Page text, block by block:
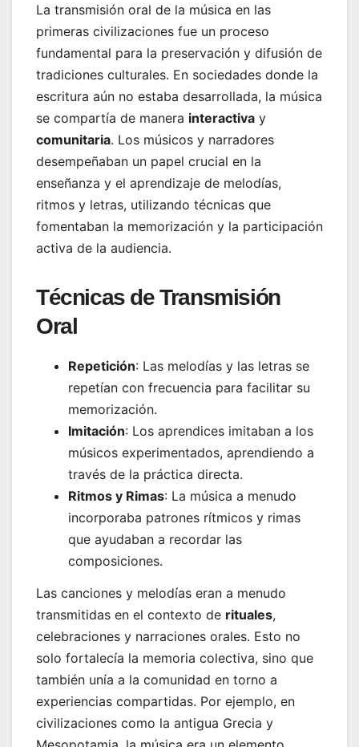
La transmisión oral de la música en las
primeras civilizaciones fue un proceso
fundamental para la preservación y difusión de
tradiciones culturales. En sociedades donde la
escritura aún no estaba desarrollada, la música
se compartía de manera interactiva y
comunitaria. Los músicos y narradores
desempeñaban un papel crucial en la
enseñanza y el aprendizaje de melodías,
ritmos y letras, utilizando técnicas que
fomentaban la memorización y la participación
activa de la audiencia.
Técnicas de Transmisión
Oral
Repetición: Las melodías y las letras se
repetían con frecuencia para facilitar su
memorización.
Imitación: Los aprendices imitaban a los
músicos experimentados, aprendiendo a
través de la práctica directa.
Ritmos y Rimas: La música a menudo
incorporaba patrones rítmicos y rimas
que ayudaban a recordar las
composiciones.
Las canciones y melodías eran a menudo
transmitidas en el contexto de rituales,
celebraciones y narraciones orales. Esto no
solo fortalecía la memoria colectiva, sino que
también unía a la comunidad en torno a
experiencias compartidas. Por ejemplo, en
civilizaciones como la antigua Grecia y